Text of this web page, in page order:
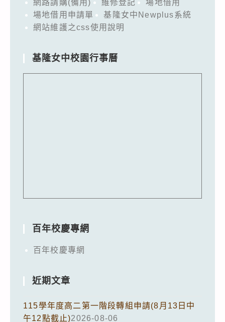
網路請購(備用)
維修登記
場地借用
場地借用申請單
基隆女中Newplus系統
網站維護之css使用說明
基隆女中校園行事曆
百年校慶專網
百年校慶專網
近期文章
115學年度高二第一階段轉組申請(8月13日中
午12點截止)2026-08-06